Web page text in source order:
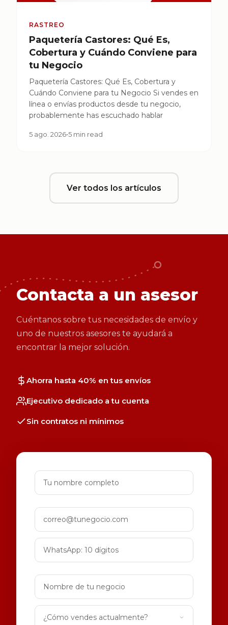
RASTREO
Paquetería Castores: Qué Es,
Cobertura y Cuándo Conviene para
tu Negocio
Paquetería Castores: Qué Es, Cobertura y
Cuándo Conviene para tu Negocio Si vendes en
línea o envías productos desde tu negocio,
probablemente has escuchado hablar
5 ago. 2026•5 min read
Ver todos los artículos
Contacta a un asesor
Cuéntanos sobre tus necesidades de envío y
uno de nuestros asesores te ayudará a
encontrar la mejor solución.
Ahorra hasta 40% en tus envíos
Ejecutivo dedicado a tu cuenta
Sin contratos ni mínimos